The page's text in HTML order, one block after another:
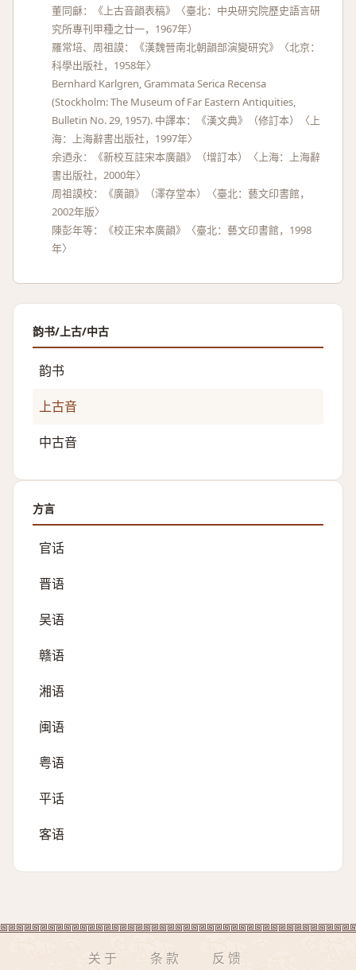
董同龢：《上古音韻表稿》〈臺北：中央研究院歷史語言研
究所專刊甲種之廿一，1967年）
羅常培、周祖謨：《漢魏晉南北朝韻部演變研究》〈北京：
科學出版社，1958年〉
Bernhard Karlgren, Grammata Serica Recensa
(Stockholm: The Museum of Far Eastern Antiquities,
Bulletin No. 29, 1957). 中譯本：《漢文典》（修訂本）〈上
海：上海辭書出版社，1997年〉
余迺永：《新校互註宋本廣韻》（增訂本）〈上海：上海辭
書出版社，2000年〉
周祖謨校：《廣韻》（澤存堂本）〈臺北：藝文印書館，
2002年版〉
陳彭年等：《校正宋本廣韻》〈臺北：藝文印書館，1998
年〉
韵书/上古/中古
韵书
上古音
中古音
方言
官话
晋语
吴语
赣语
湘语
闽语
粤语
平话
客语
关于 条款 反馈